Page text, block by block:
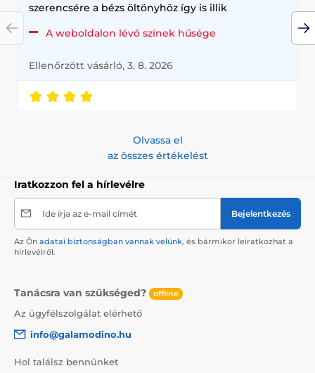
szerencsére a bézs öltönyhöz így is illik
A weboldalon lévő színek hűsége
Ellenőrzött vásárló, 3. 8. 2026
Olvassa el
az összes értékelést
Iratkozzon fel a hírlevélre
Ide írja az e-mail címét Bejelentkezés
Az Ön adatai biztonságban vannak velünk, és bármikor leiratkozhat a
hírlevélről.
Tanácsra van szükséged? offline
Az ügyfélszolgálat elérhető
info@galamodino.hu
Hol találsz bennünket